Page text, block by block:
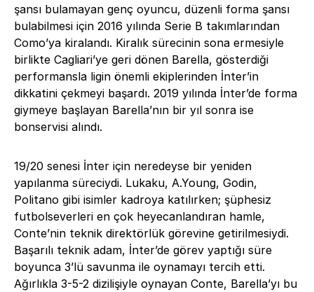
şansı bulamayan genç oyuncu, düzenli forma şansı
bulabilmesi için 2016 yılında Serie B takımlarından
Como’ya kiralandı. Kiralık sürecinin sona ermesiyle
birlikte Cagliari’ye geri dönen Barella, gösterdiği
performansla ligin önemli ekiplerinden İnter’in
dikkatini çekmeyi başardı. 2019 yılında İnter’de forma
giymeye başlayan Barella’nın bir yıl sonra ise
bonservisi alındı.
19/20 senesi İnter için neredeyse bir yeniden
yapılanma süreciydi. Lukaku, A.Young, Godin,
Politano gibi isimler kadroya katılırken; şüphesiz
futbolseverleri en çok heyecanlandıran hamle,
Conte’nin teknik direktörlük görevine getirilmesiydi.
Başarılı teknik adam, İnter’de görev yaptığı süre
boyunca 3’lü savunma ile oynamayı tercih etti.
Ağırlıkla 3-5-2 dizilişiyle oynayan Conte, Barella’yı bu